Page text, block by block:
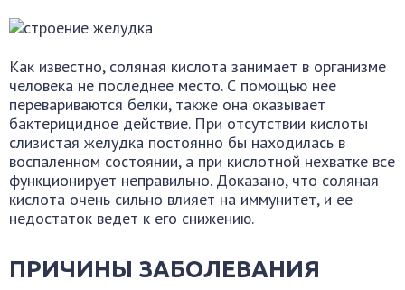
Как известно, соляная кислота занимает в организме
человека не последнее место. С помощью нее
перевариваются белки, также она оказывает
бактерицидное действие. При отсутствии кислоты
слизистая желудка постоянно бы находилась в
воспаленном состоянии, а при кислотной нехватке все
функционирует неправильно. Доказано, что соляная
кислота очень сильно влияет на иммунитет, и ее
недостаток ведет к его снижению.
ПРИЧИНЫ ЗАБОЛЕВАНИЯ